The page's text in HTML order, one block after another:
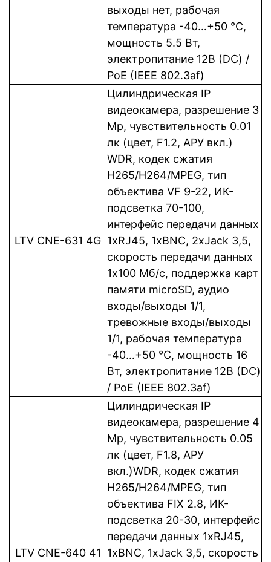
выходы нет, рабочая
температура -40…+50 °C,
мощность 5.5 Вт,
электропитание 12В (DC) /
PoE (IEEE 802.3af)
LTV CNE-631 4G
Цилиндрическая IP
видеокамера, разрешение 3
Mp, чувствительность 0.01
лк (цвет, F1.2, АРУ вкл.)
WDR, кодек сжатия
Н265/H264/MPEG, тип
объектива VF 9-22, ИК-
подсветка 70-100,
интерфейс передачи данных
1xRJ45, 1xBNC, 2xJack 3,5,
cкорость передачи данных
1x100 Мб/с, поддержка карт
памяти microSD, аудио
входы/выходы 1/1,
тревожные входы/выходы
1/1, рабочая температура
-40…+50 °C, мощность 16
Вт, электропитание 12В (DC)
/ PoE (IEEE 802.3af)
LTV CNE-640 41
Цилиндрическая IP
видеокамера, разрешение 4
Mp, чувствительность 0.05
лк (цвет, F1.8, АРУ
вкл.)WDR, кодек сжатия
Н265/H264/MPEG, тип
объектива FIX 2.8, ИК-
подсветка 20-30, интерфейс
передачи данных 1xRJ45,
1xBNC, 1xJack 3,5, cкорость